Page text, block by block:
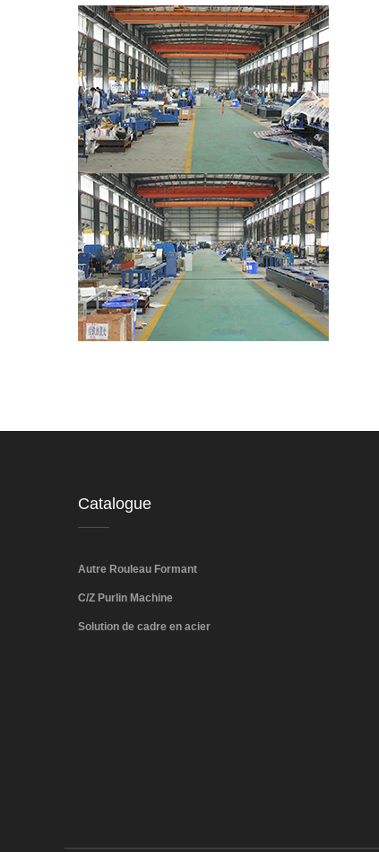
Catalogue
Autre Rouleau Formant
C/Z Purlin Machine
Solution de cadre en acier